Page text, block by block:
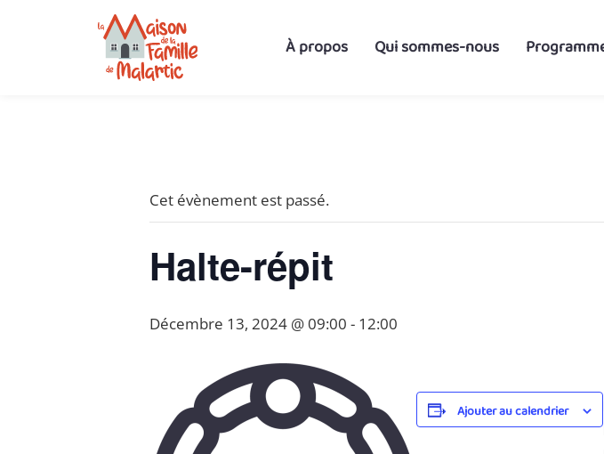
À propos Qui sommes-nous
Cet évènement est passé.
Halte-répit
Décembre 13, 2024 @ 09:00 - 12:00
Ajouter au calendrier